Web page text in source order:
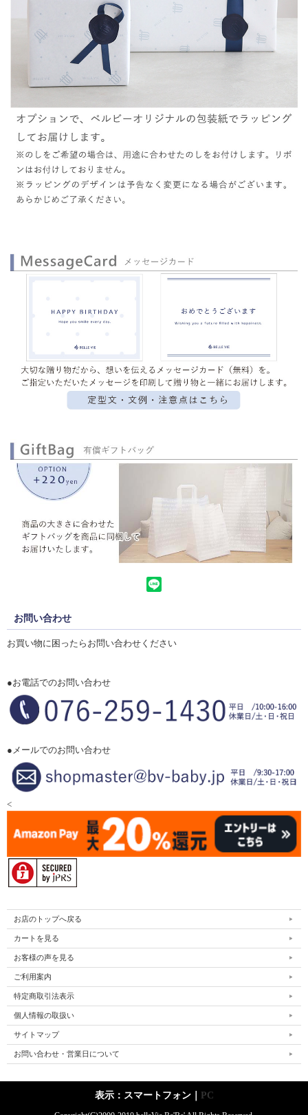
お問い合わせ
お買い物に困ったらお問い合わせください
●お電話でのお問い合わせ
●メールでのお問い合わせ
<
お店のトップへ戻る
カートを見る
お客様の声を見る
ご利用案内
特定商取引法表示
個人情報の取扱い
サイトマップ
お問い合わせ・営業日について
表示：スマートフォン｜ PC